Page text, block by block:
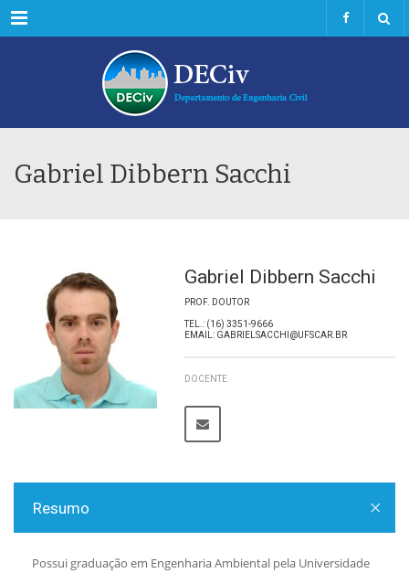
Menu
Gabriel Dibbern Sacchi
Gabriel Dibbern Sacchi
PROF. DOUTOR
TEL.: (16) 3351-9666
EMAIL: GABRIELSACCHI@UFSCAR.BR
DOCENTE
Resumo
Possui graduação em Engenharia Ambiental pela Universidade